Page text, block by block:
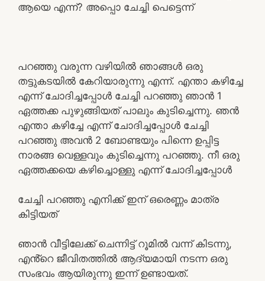
ആയെ എന്ന്? അപ്പൊ ചേച്ചി പെട്ടെന്ന്
പറഞ്ഞു വരുന്ന വഴിയിൽ ഞാങ്ങൾ ഒരു
തട്ടുകടയിൽ കേറിയാരുന്നു എന്ന്. എന്താ കഴിച്ചേ
എന്ന് ചോദിച്ചപ്പോൾ ചേച്ചി പറഞ്ഞു ഞാൻ 1
ഏത്തക്ക പുഴുങ്ങിയത് പാലും കുടിച്ചെന്നു. ഞൻ
എന്താ കഴിച്ചേ എന്ന് ചോദിച്ചപ്പോൾ ചേച്ചി
പറഞ്ഞു അവൻ 2 ബോണ്ടയും പിന്നെ ഉപ്പിട്ട
നാരങ്ങ വെള്ളവും കുടിച്ചെന്നു പറഞ്ഞു. നീ ഒരു
ഏത്തക്കയെ കഴിച്ചൊള്ളു എന്ന് ചോദിച്ചപ്പോൾ
ചേച്ചി പറഞ്ഞു എനിക്ക് ഇന് ഒരെണ്ണം മാത്ര
കിട്ടിയത്
ഞാൻ വീട്ടിലേക്ക് ചെന്നിട്ട് റൂമിൽ വന്ന് കിടന്നു,
എൻ്റെ ജീവിതത്തിൽ ആദ്യമായി നടന്ന ഒരു
സംഭവം ആയിരുന്നു ഇന്ന് ഉണ്ടായത്.